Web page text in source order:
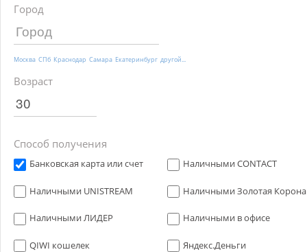
Город
Москва СПб Краснодар Самара Екатеринбург другой...
Возраст
Способ получения
Банковская карта или счет Наличными CONTACT
Наличными UNISTREAM Наличными Золотая Корона
Наличными ЛИДЕР Наличными в офисе
QIWI кошелек Яндекс.Деньги